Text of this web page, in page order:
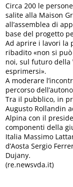
Circa 200 le
salite alla Maison
all’assemblea di
base del progetto
Ad aprire i lavori la
ribadito «non si
noi, sul futuro della
esprimersi».
A moderare
percorso
Tra il pubblico, in
Augusto Rollandin
Alpina con il
componenti della
Italia Massimo
d’Aosta Sergio
Dujany.
(re.newsvda.it)